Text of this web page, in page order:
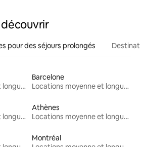
pour des séjours prolongés
Locations moyenne et longue durée
Barcelone
Locations moyenne et longue durée
Locations moyenne et longue durée
Athènes
Locations moyenne et longue durée
Montréal